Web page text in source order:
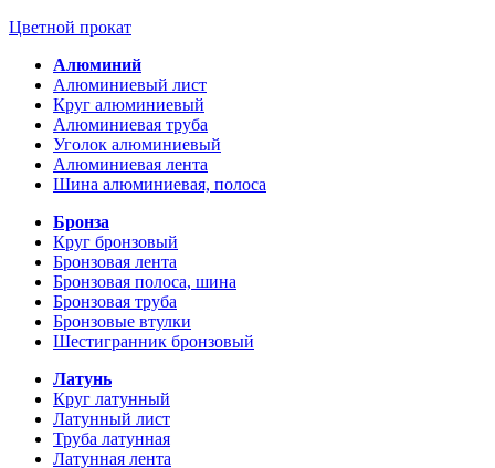
Цветной прокат
Алюминий
Алюминиевый лист
Круг алюминиевый
Алюминиевая труба
Уголок алюминиевый
Алюминиевая лента
Шина алюминиевая, полоса
Бронза
Круг бронзовый
Бронзовая лента
Бронзовая полоса, шина
Бронзовая труба
Бронзовые втулки
Шестигранник бронзовый
Латунь
Круг латунный
Латунный лист
Труба латунная
Латунная лента